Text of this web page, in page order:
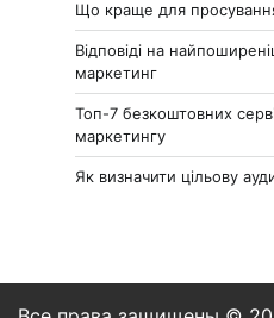
Що краще для
Відповіді на
маркетинг
Топ-7 безкоштовних
маркетингу
Як визначити цільову